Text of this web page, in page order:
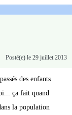
Posté(e) le 29 juillet 2013
des enfants
ça fait quand
la population